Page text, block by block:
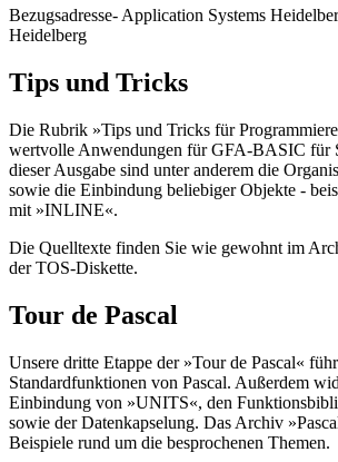
Bezugsadresse- Application Systems
Heidelberg
Tips und Tricks
Die Rubrik »Tips und Tricks für
wertvolle Anwendungen für GFA-BASIC für
dieser Ausgabe sind unter anderem die
sowie die Einbindung beliebiger Objekte -
mit »INLINE«.
Die Quelltexte finden Sie wie gewohnt im
der TOS-Diskette.
Tour de Pascal
Unsere dritte Etappe der »Tour de Pascal«
Standardfunktionen von Pascal. Außerdem
Einbindung von »UNITS«, den
sowie der Datenkapselung. Das Archiv
Beispiele rund um die besprochenen Themen.